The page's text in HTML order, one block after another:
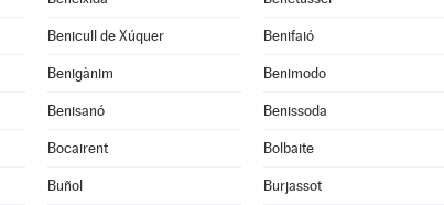
Benicull de Xúquer Benifaió
Benigànim Benimodo
Benisanó Benissoda
Bocairent Bolbaite
Buñol Burjassot